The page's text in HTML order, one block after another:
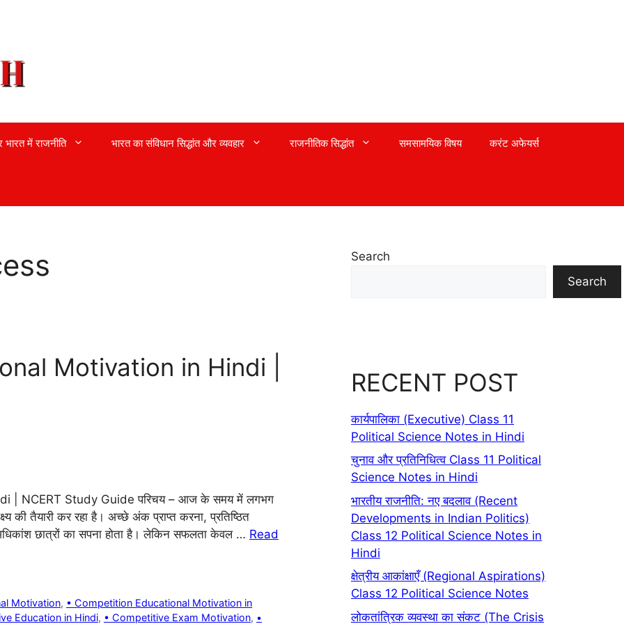
भारत में राजनीति भारत का संविधान सिद्धांत और व्यवहार राजनीतिक सिद्धांत समसामयिक विषय करंट अफेयर्स
Motivation in Hindi |
| NCERT Study Guide परिचय – आज के समय में लगभग
की तैयारी कर रहा है। अच्छे अंक प्राप्त करना, प्रतिष्ठित
छात्रों का सपना होता है। लेकिन सफलता केवल … Read
Motivation, • Competition Educational Motivation in
Education in Hindi, • Competitive Exam Motivation, •
Search
Search
RECENT POST
कार्यपालिका (Executive) Class 11
Political Science Notes in Hindi
चुनाव और प्रतिनिधित्व Class 11 Political
Science Notes in Hindi
भारतीय राजनीति: नए बदलाव (Recent
Developments in Indian Politics)
Class 12 Political Science Notes in
Hindi
क्षेत्रीय आकांक्षाएँ (Regional Aspirations)
Class 12 Political Science Notes
लोकतांत्रिक व्यवस्था का संकट (The Crisis